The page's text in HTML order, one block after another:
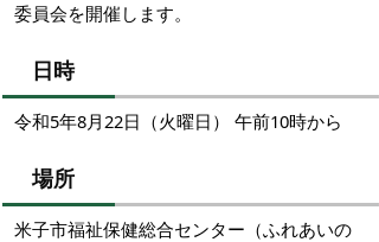
委員会を開催します。
日時
令和5年8月22日（火曜日） 午前10時から
場所
米子市福祉保健総合センター（ふれあいの